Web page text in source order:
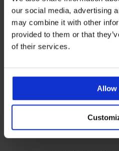
our social media, advertising
may combine it with other
provided to them or that
of their services.
Allow
26 rokov s
do zákulisia vývoja
Navrhnutá s Ivou
vznikla unikátna
IVA
15. januára